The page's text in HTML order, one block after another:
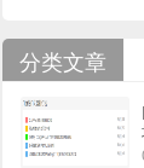
分类文章